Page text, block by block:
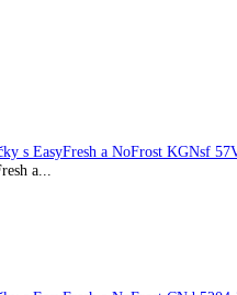
s EasyFresh a NoFrost
a...